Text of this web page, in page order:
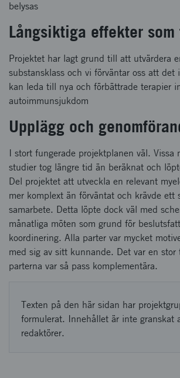
belysas
Långsiktiga effekter som
Projektet har lagt grund till att utvärdera
substansklass och vi förväntar oss att det
kan leda till nya och förbättrade terapier
autoimmunsjukdom
Upplägg och
I stort fungerade projektplanen väl. Vissa
studier tog längre tid än beräknat och
Del projektet att utveckla en relevant
mer komplext än förväntat och krävde ett
samarbete. Detta löpte dock väl med
månatliga möten som grund för
koordinering. Alla parter var mycket
med sig av sitt kunnande. Det var en stor
parterna var så pass komplementära.
Texten på den här sidan har
formulerat. Innehållet är inte granskat
redaktörer.